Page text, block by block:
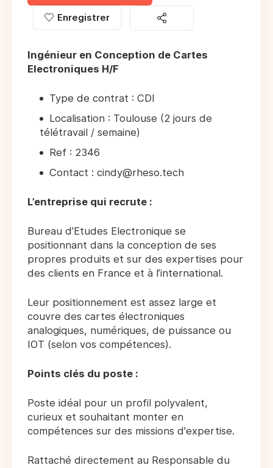
Enregistrer
Ingénieur en Conception de Cartes
Electroniques H/F
Type de contrat : CDI
Localisation : Toulouse (2 jours de
télétravail / semaine)
Ref : 2346
Contact : cindy@rheso.tech
L’entreprise qui recrute :
Bureau d’Etudes Electronique se
positionnant dans la conception de ses
propres produits et sur des expertises pour
des clients en France et à l’international.
Leur positionnement est assez large et
couvre des cartes électroniques
analogiques, numériques, de puissance ou
IOT (selon vos compétences).
Points clés du poste :
Poste idéal pour un profil polyvalent,
curieux et souhaitant monter en
compétences sur des missions d'expertise.
Rattaché directement au Responsable du